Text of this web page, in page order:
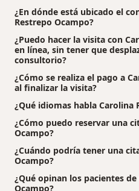
¿En dónde está ubicado el
Restrepo Ocampo?
¿Puedo hacer la visita con
en línea, sin tener que
consultorio?
¿Cómo se realiza el pago a
al finalizar la visita?
¿Qué idiomas habla Carolina
¿Cómo puedo reservar una
Ocampo?
¿Cuándo podría tener una
Ocampo?
¿Qué opinan los pacientes
Ocampo?